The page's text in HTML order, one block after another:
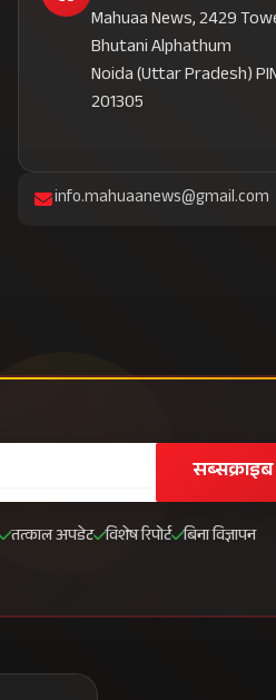
Mahuaa News, 2429
Bhutani Alphathum
Noida (Uttar Pradesh)
201305
info.mahuaanews@gmail.com
तत्काल अपडेट विशेष रिपोर्ट बिना विज्ञापन